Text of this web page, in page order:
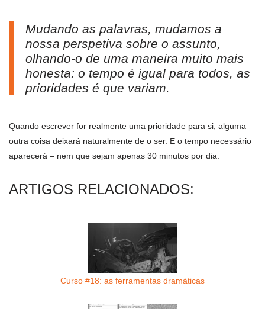
Mudando as palavras, mudamos a
nossa perspetiva sobre o assunto,
olhando-o de uma maneira muito mais
honesta: o tempo é igual para todos, as
prioridades é que variam.
Quando escrever for realmente uma prioridade para si, alguma
outra coisa deixará naturalmente de o ser. E o tempo necessário
aparecerá – nem que sejam apenas 30 minutos por dia.
ARTIGOS RELACIONADOS:
Curso #18: as ferramentas dramáticas